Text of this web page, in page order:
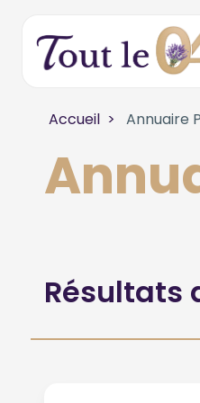
Accueil Annuaire
Résultats